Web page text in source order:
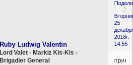
2
25
2018г.
14:55
Ruby Ludwig Valentin
Lord Valet - Markiz Kis-Kis -
Brigadier General